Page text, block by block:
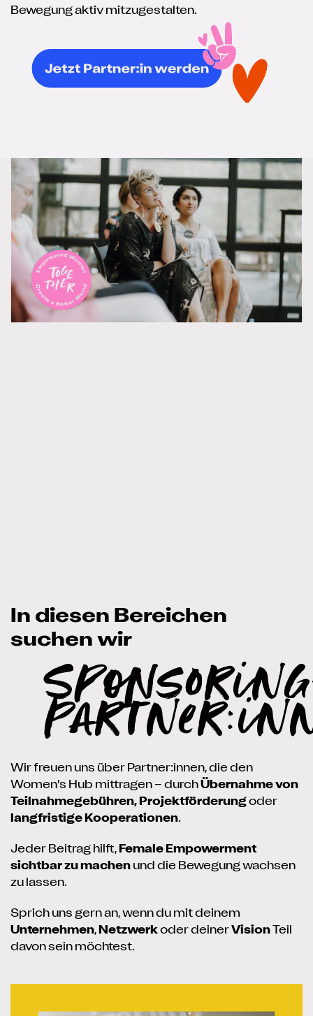
Bewegung aktiv mitzugestalten.
In diesen Bereichen
suchen wir
Wir freuen uns über Partner:innen, die den
Women's Hub mittragen – durch Übernahme von
Teilnahmegebühren, Projektförderung oder
langfristige Kooperationen.
Jeder Beitrag hilft, Female Empowerment
sichtbar zu machen und die Bewegung wachsen
zu lassen.
Sprich uns gern an, wenn du mit deinem
Unternehmen, Netzwerk oder deiner Vision Teil
davon sein möchtest.